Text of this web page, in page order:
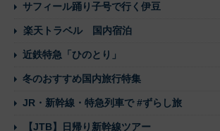
サフィール踊り子号で行く伊豆
楽天トラベル 国内宿泊
近鉄特急「ひのとり」
冬のおすすめ国内旅行特集
JR・新幹線・特急列車で #ずらし旅
【JTB】日帰り新幹線ツアー